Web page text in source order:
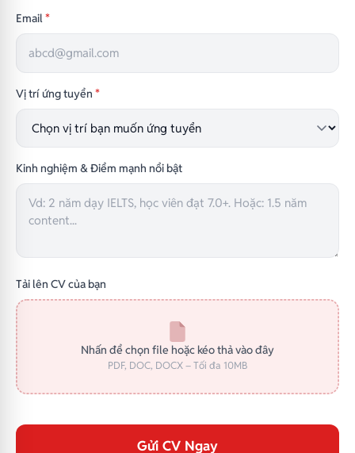
Email*
Vị trí ứng tuyển *
Kinh nghiệm & Điểm mạnh nổi bật
Tải lên CV của bạn
Nhấn để chọn file hoặc kéo thả vào đây
PDF, DOC, DOCX – Tối đa 10MB
Gửi CV Ngay